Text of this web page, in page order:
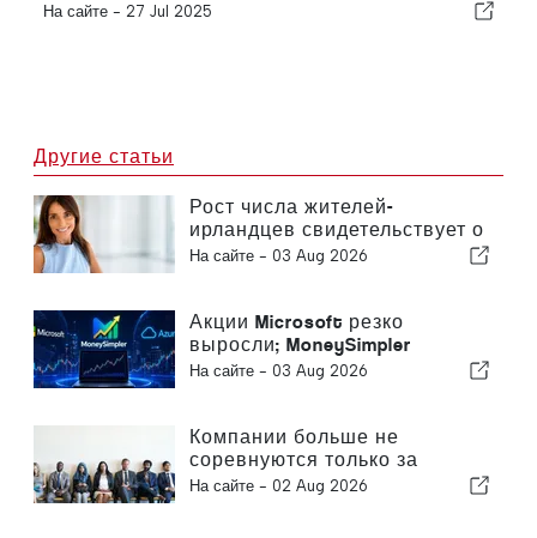
На сайте - 27 Jul 2025
Другие статьи
Рост числа жителей-
ирландцев свидетельствует о
превращении Алгарве в
На сайте - 03 Aug 2026
Акции Microsoft резко
выросли; MoneySimpler
помогает инвесторам
автоматической торговли на
базе ИИ
На сайте - 03 Aug 2026
Компании больше не
соревнуются только за
клиентов — они соревнуются
На сайте - 02 Aug 2026